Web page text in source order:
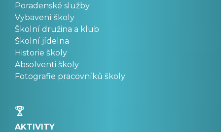
Poradenské služby
Vybavení školy
Školní družina a klub
Školní jídelna
Historie školy
Absolventi školy
Fotografie pracovníků školy
AKTIVITY